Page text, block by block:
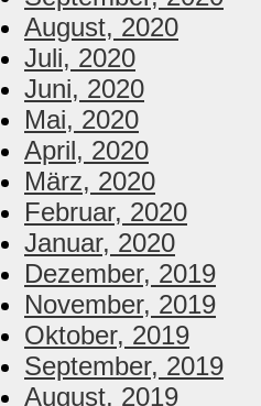
August, 2020
Juli, 2020
Juni, 2020
Mai, 2020
April, 2020
März, 2020
Februar, 2020
Januar, 2020
Dezember, 2019
November, 2019
Oktober, 2019
September, 2019
August, 2019